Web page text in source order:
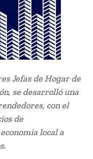
Jefas de Hogar de
se desarrolló una
con el
de
local a